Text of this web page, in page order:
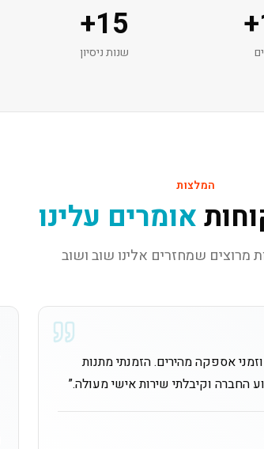
+
15
+
שנות ניסיון
המלצות
אומרים עלינו
מרוצים שמחזרים אלינו שוב ושוב
אספקה מהירים. הזמנתי מתנות
החברה וקיבלתי שירות אישי מעולה.”